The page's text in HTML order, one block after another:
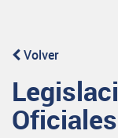
Volver
Oficiales